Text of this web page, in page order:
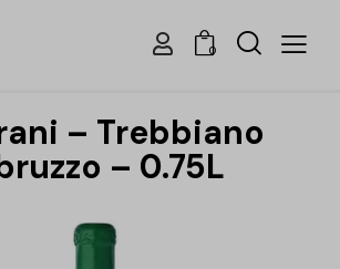
0
– Trebbiano
– 0.75L